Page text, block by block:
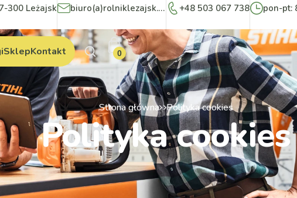
300 Leżajsk biuro(a)rolniklezajsk.pl +48 503 067 738 pon-pt:
SklepKontakt 0
Strona główna Polityka cookies
Polityka cookies